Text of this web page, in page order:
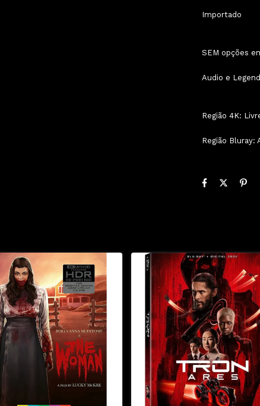
Importado
SEM opções
Audio e
Região 4K:
Região Bluray: